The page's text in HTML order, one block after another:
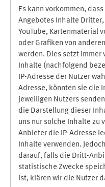
Es kann vorkommen,
Angebotes Inhalte
YouTube, Kartenmaterial
oder Grafiken von
werden. Dies setzt immer
Inhalte (nachfolgend
IP-Adresse der Nutzer
Adresse, könnten sie die
jeweiligen Nutzers
die Darstellung dieser
uns nur solche Inhalte zu
Anbieter die IP-Adresse
Inhalte verwenden.
darauf, falls die Dritt-
statistische Zwecke
ist, klären wir die Nutzer